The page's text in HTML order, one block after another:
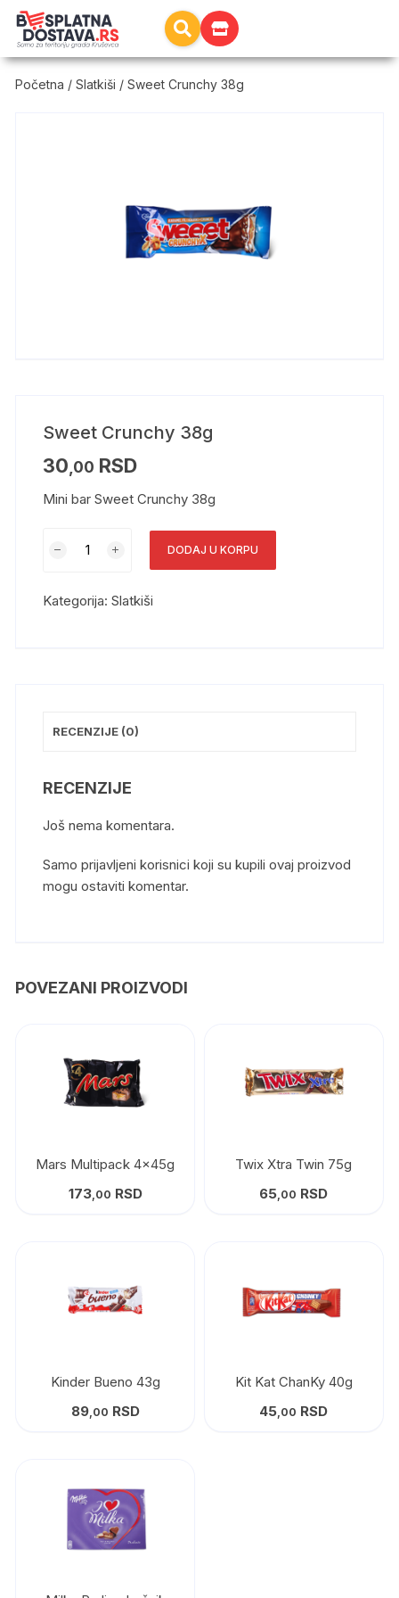
Početna /Slatkiši / Sweet Crunchy 38g
Sweet Crunchy 38g
30 ,00 RSD
Mini bar Sweet Crunchy 38g
DODAJ U KORPU
Kategorija:Slatkiši
RECENZIJE (0)
RECENZIJE
Još nema komentara.
Samo prijavljeni korisnici koji su kupili ovaj proizvod
mogu ostaviti komentar.
POVEZANI PROIZVODI
Mars Multipack 4x45g
173,00 RSD
Twix Xtra Twin 75g
65 ,00 RSD
Kinder Bueno 43g
89,00 RSD
Kit Kat ChanKy 40g
45,00 RSD